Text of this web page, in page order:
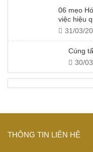
06 mẹo
việc hiệu
31/03/
Cúng
30/
THÔNG TIN LIÊN HỆ